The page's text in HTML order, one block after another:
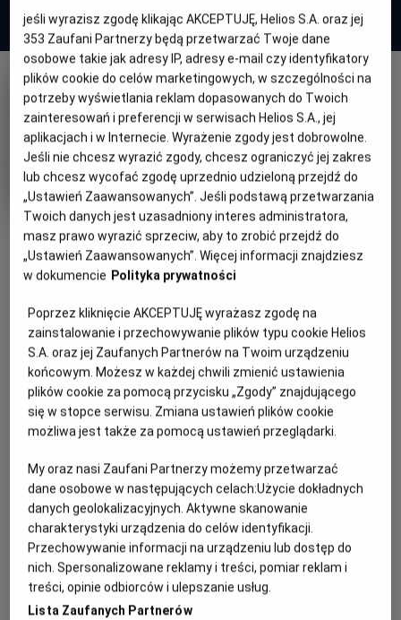
WERSJA JĘZYKOWA UA
Ostannya Duel' - UA
Oryginalny
tytuł
The Last Duel Gatunek
Dramat
Minimalny
wiek
Od 15 lat
Czas
trwania
152 min
Kraj
i
rok
produkcji
USA
PREMIERA
22 października 2021
REŻYSERIA
Рідлі Скотт
SCENARIUSZ
Метт Деймон, Ніколь
Голофценер, Бен Аффлек
OBSADA
Метт Деймон, Адам Драйвер, Бен Аффлек
OPIS FILMU
Епос «Остання дуель» – історична драма, що спонукає до
роздумів. Стрічка розповідає про події, що відбуваються
на тлі Столітньої війни, та розкриває безмежну могутність
чоловіків, крихкість правосуддя та відважність однієї
Фільм, заснований на реальних подіях, проливає світло на
давні припущення про останню санкціоновану дуель
Франції: між Жаном де Карружем та Жаком Ле Ґрі,
колишніми друзями, які стали ворогами. Карруж –
поважний лицар, знаний своєю відвагою та майстерністю
на полі бою. Ле Ґрі – нормандський сквайр, чий інтелект та
красномовство зробив його одним із найповажніших членів
jeśli wyrazisz zgodę klikając AKCEPTUJĘ, Helios S.A. oraz jej
353 Zaufani Partnerzy będą przetwarzać Twoje dane
osobowe takie jak adresy IP, adresy e-mail czy identyfikatory
plików cookie do celów marketingowych, w szczególności na
potrzeby wyświetlania reklam dopasowanych do Twoich
zainteresowań i preferencji w serwisach Helios S.A., jej
aplikacjach i w Internecie. Wyrażenie zgody jest dobrowolne.
Jeśli nie chcesz wyrazić zgody, chcesz ograniczyć jej zakres
lub chcesz wycofać zgodę uprzednio udzieloną przejdź do
„Ustawień Zaawansowanych”. Jeśli podstawą przetwarzania
Twoich danych jest uzasadniony interes administratora,
masz prawo wyrazić sprzeciw, aby to zrobić przejdź do
„Ustawień Zaawansowanych”. Więcej informacji znajdziesz
w dokumencie Polityka prywatności
Poprzez kliknięcie AKCEPTUJĘ wyrażasz zgodę na
zainstalowanie i przechowywanie plików typu cookie Helios
S.A. oraz jej Zaufanych Partnerów na Twoim urządzeniu
końcowym. Możesz w każdej chwili zmienić ustawienia
plików cookie za pomocą przycisku „Zgody” znajdującego
się w stopce serwisu. Zmiana ustawień plików cookie
możliwa jest także za pomocą ustawień przeglądarki.
My oraz nasi Zaufani Partnerzy możemy przetwarzać
dane osobowe w następujących celach:Użycie dokładnych
danych geolokalizacyjnych. Aktywne skanowanie
charakterystyki urządzenia do celów identyfikacji.
Przechowywanie informacji na urządzeniu lub dostęp do
nich. Spersonalizowane reklamy i treści, pomiar reklam i
treści, opinie odbiorców i ulepszanie usług.
Lista Zaufanych Partnerów